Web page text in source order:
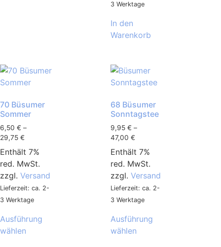
3 Werktage
In den
Warenkorb
70 Büsumer
Sommer
6,50 € –
29,75 €
Enthält 7%
red. MwSt.
zzgl. Versand
Lieferzeit: ca. 2-
3 Werktage
Ausführung
wählen
68 Büsumer
Sonntagstee
9,95 € –
47,00 €
Enthält 7%
red. MwSt.
zzgl. Versand
Lieferzeit: ca. 2-
3 Werktage
Ausführung
wählen